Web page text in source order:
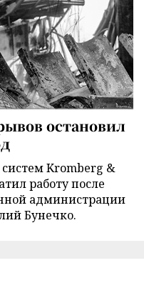
остановил
Kromberg &
работу после
администрации
Бунечко.